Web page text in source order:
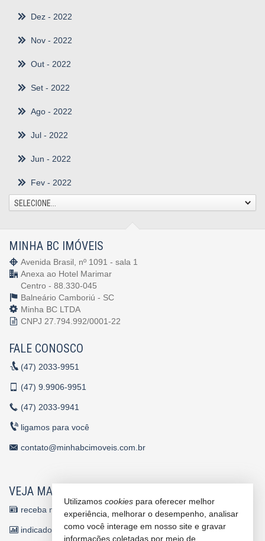
Dez - 2022
Nov - 2022
Out - 2022
Set - 2022
Ago - 2022
Jul - 2022
Jun - 2022
Fev - 2022
SELECIONE...
MINHA BC IMÓVEIS
Avenida Brasil, nº 1091 - sala 1
Anexa ao Hotel Marimar
Centro - 88.330-045
Balneário Camboriú - SC
Minha BC LTDA
CNPJ 27.794.992/0001-22
FALE CONOSCO
(47) 2033-9951
(47) 9.9906-9951
(47) 2033-9941
ligamos para você
contato@minhabcimoveis.com.br
VEJA MAIS
receba nosso newsletter
indicadores financeiros
Utilizamos cookies para oferecer melhor
experiência, melhorar o desempenho, analisar
como você interage em nosso site e gravar
informações coletadas por meio de